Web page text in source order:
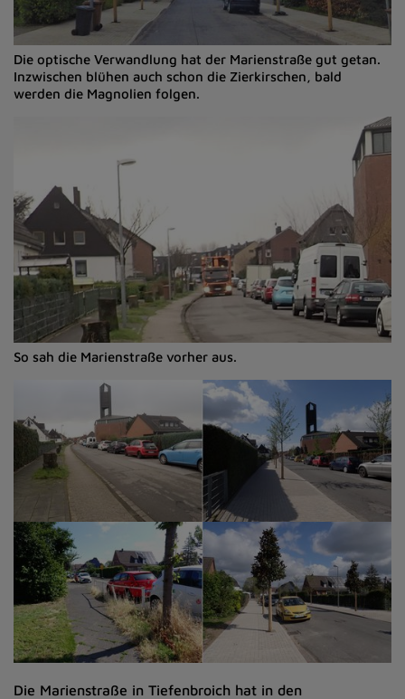
Die optische Verwandlung hat der Marienstraße gut getan.
Inzwischen blühen auch schon die Zierkirschen, bald
werden die Magnolien folgen.
So sah die Marienstraße vorher aus.
Die Marienstraße in Tiefenbroich hat in den